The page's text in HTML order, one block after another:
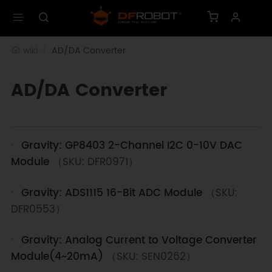
AD/DA Converter
AD/DA Converter
Gravity: GP8403 2-Channel I2C 0-10V DAC
Module （SKU: DFR0971）
Gravity: ADS1115 16-Bit ADC Module （SKU:
DFR0553）
Gravity: Analog Current to Voltage Converter
Module(4~20mA)
（SKU: SEN0262）